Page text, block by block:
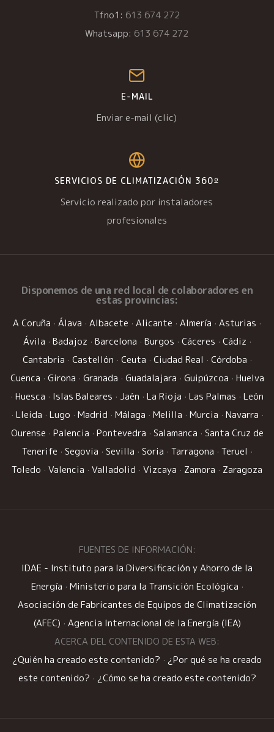
Tfno1: 613 674 272
Whatsapp: 613 674 272
E-MAIL
Enviar e-mail (clic)
SERVICIOS DE CLIMATIZACIÓN 360º
Servicio realizado por instaladores
profesionales
Disponemos de una red local de colaboradores en
estas provincias:
A Coruña · Álava · Albacete · Alicante · Almería · Asturias ·
Ávila · Badajoz · Barcelona · Burgos · Cáceres · Cádiz ·
Cantabria · Castellón · Ceuta · Ciudad Real · Córdoba ·
Cuenca · Girona · Granada · Guadalajara · Guipúzcoa · Huelva
· Huesca · Islas Baleares · Jaén · La Rioja · Las Palmas · León
· Lleida · Lugo · Madrid · Málaga · Melilla · Murcia · Navarra ·
Ourense · Palencia · Pontevedra · Salamanca · Santa Cruz de
Tenerife · Segovia · Sevilla · Soria · Tarragona · Teruel ·
Toledo · Valencia · Valladolid · Vizcaya · Zamora · Zaragoza
FUENTES DE INFORMACIÓN:
IDAE - Instituto para la Diversificación y Ahorro de la
Energía · Ministerio para la Transición Ecológica ·
Asociación de Fabricantes de Equipos de Climatización
(AFEC) · Agencia Internacional de la Energía (IEA)
ACERCA DEL CONTENIDO DE ESTA WEB:
¿Quién ha creado este contenido? · ¿Por qué se ha creado
este contenido? · ¿Cómo se ha creado este contenido?